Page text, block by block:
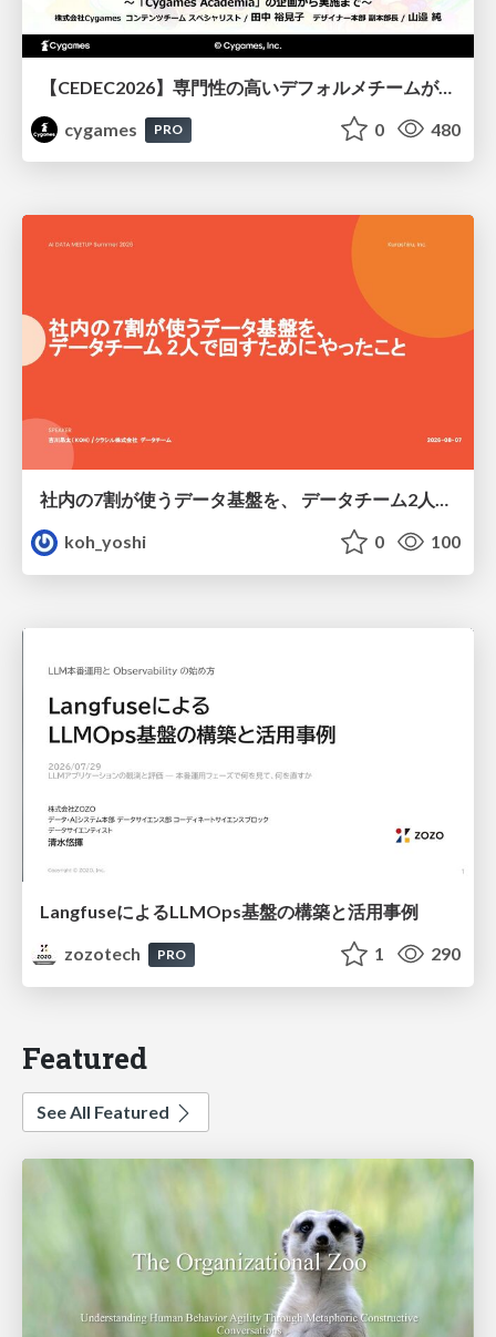
【CEDEC2026】専門性の高いデフォルメチームが挑んだ人材育成戦略 〜Cygames Academiaの企画から実施まで〜
cygames
PRO 0 480
社内の7割が使うデータ基盤を、 データチーム2人で回すためにやったこと
koh_yoshi
0 100
LangfuseによるLLMOps基盤の構築と活用事例
zozotech
PRO 1 290
Featured
See All Featured